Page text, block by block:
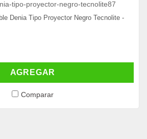
Denia Tipo Proyector Negro Tecnolite -
AGREGAR
Comparar